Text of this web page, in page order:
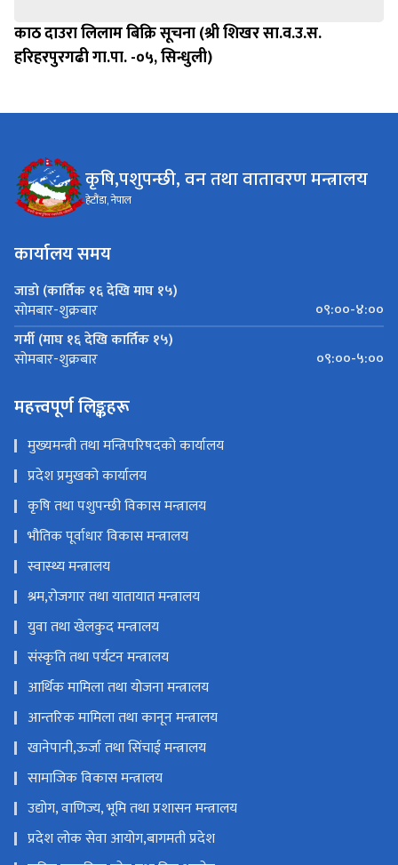
काठ दाउरा लिलाम बिक्रि सूचना (श्री शिखर सा.व.उ.स.
हरिहरपुरगढी गा.पा. -०५, सिन्धुली)
कृषि,पशुपन्छी, वन तथा वातावरण मन्त्रालय
हेटौंडा, नेपाल
कार्यालय समय
जाडो (कार्तिक १६ देखि माघ १५)
सोमबार-शुक्रबार
०९:००-४:००
गर्मी (माघ १६ देखि कार्तिक १५)
सोमबार-शुक्रबार ०९:००-५:००
महत्त्वपूर्ण लिङ्कहरू
मुख्यमन्त्री तथा मन्त्रिपरिषदको कार्यालय
प्रदेश प्रमुखको कार्यालय
कृषि तथा पशुपन्छी विकास मन्त्रालय
भौतिक पूर्वाधार विकास मन्त्रालय
स्वास्थ्य मन्त्रालय
श्रम,रोजगार तथा यातायात मन्त्रालय
युवा तथा खेलकुद मन्त्रालय
संस्कृति तथा पर्यटन मन्त्रालय
आर्थिक मामिला तथा योजना मन्त्रालय
आन्तरिक मामिला तथा कानून मन्त्रालय
खानेपानी,ऊर्जा तथा सिंचाई मन्त्रालय
सामाजिक विकास मन्त्रालय
उद्योग, वाणिज्य, भूमि तथा प्रशासन मन्त्रालय
प्रदेश लोक सेवा आयोग,बागमती प्रदेश